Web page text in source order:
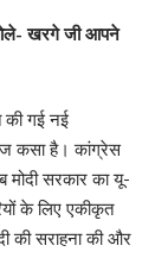
खरगे जी आपने
की गई नई
कसा है। कांग्रेस
मोदी सरकार का यू-
के लिए एकीकृत
की सराहना की और